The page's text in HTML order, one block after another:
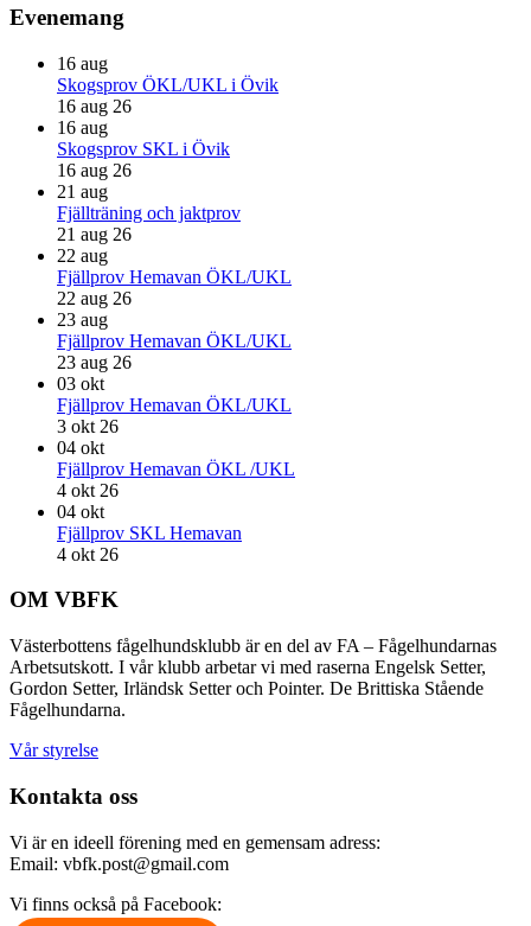
Evenemang
16 aug
Skogsprov ÖKL/UKL i Övik
16 aug 26
16 aug
Skogsprov SKL i Övik
16 aug 26
21 aug
Fjällträning och jaktprov
21 aug 26
22 aug
Fjällprov Hemavan ÖKL/UKL
22 aug 26
23 aug
Fjällprov Hemavan ÖKL/UKL
23 aug 26
03 okt
Fjällprov Hemavan ÖKL/UKL
3 okt 26
04 okt
Fjällprov Hemavan ÖKL /UKL
4 okt 26
04 okt
Fjällprov SKL Hemavan
4 okt 26
Footer
OM VBFK
Västerbottens fågelhundsklubb är en del av FA – Fågelhundarnas
Arbetsutskott. I vår klubb arbetar vi med raserna Engelsk Setter,
Gordon Setter, Irländsk Setter och Pointer. De Brittiska Stående
Fågelhundarna.
Vår styrelse
Kontakta oss
Vi är en ideell förening med en gemensam adress:
Email: vbfk.post@gmail.com
Vi finns också på Facebook: